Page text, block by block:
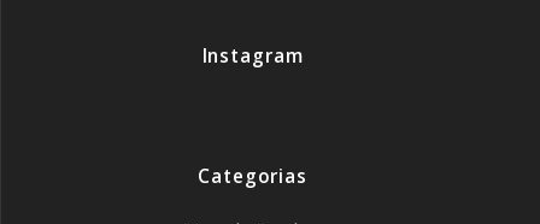
Instagram
Categorias